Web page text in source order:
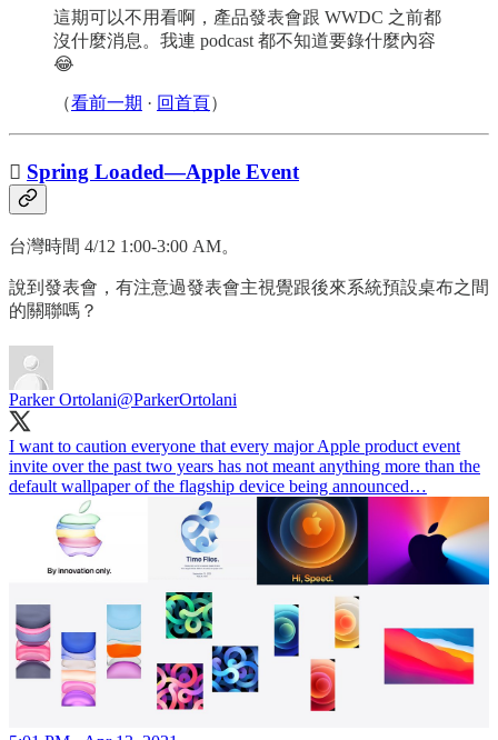
這期可以不用看啊，產品發表會跟 WWDC 之前都
沒什麼消息。我連 podcast 都不知道要錄什麼內容
😂
（看前一期 · 回首頁）
 Spring Loaded—Apple Event
台灣時間 4/12 1:00-3:00 AM。
說到發表會，有注意過發表會主視覺跟後來系統預設桌布之間
的關聯嗎？
Parker Ortolani@ParkerOrtolani
I want to caution everyone that every major Apple product event
invite over the past two years has not meant anything more than the
default wallpaper of the flagship device being announced…